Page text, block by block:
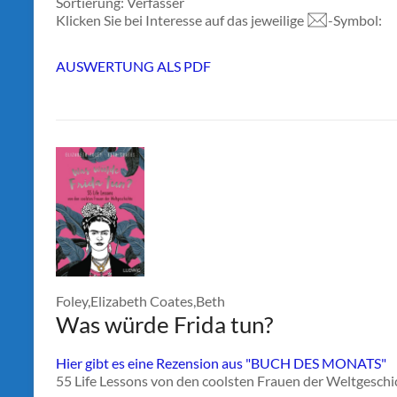
Klicken Sie bei Interesse auf das jeweilige
-Symbol:
AUSWERTUNG ALS PDF
Foley,Elizabeth Coates,Beth
Was würde Frida tun?
Hier gibt es eine Rezension aus "BUCH DES MONATS"
55 Life Lessons von den coolsten Frauen der